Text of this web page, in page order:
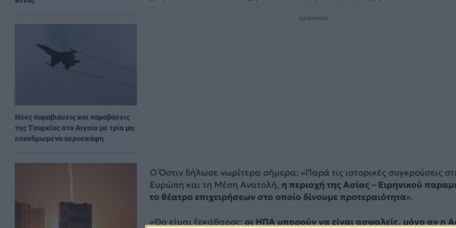
Νέες παραβιάσεις και παραβάσεις
της Τουρκίας στο Αιγαίο με τρία μη
επανδρωμένα αεροσκάφη
ΔΙΑΦΗΜΙΣΗ
Ο Όστιν δήλωσε νωρίτερα σήμερα: «Παρά τις ιστορικές συγκρούσεις
Ευρώπη και τη Μέση Ανατολή, η περιοχή της Ασίας – Ειρηνικού
το θέατρο επιχειρήσεων στο οποίο δίνουμε προτεραιότητα».
«Θα είμαι ξεκάθαρος: οι ΗΠΑ μπορούν να είναι ασφαλείς, μόνο αν η